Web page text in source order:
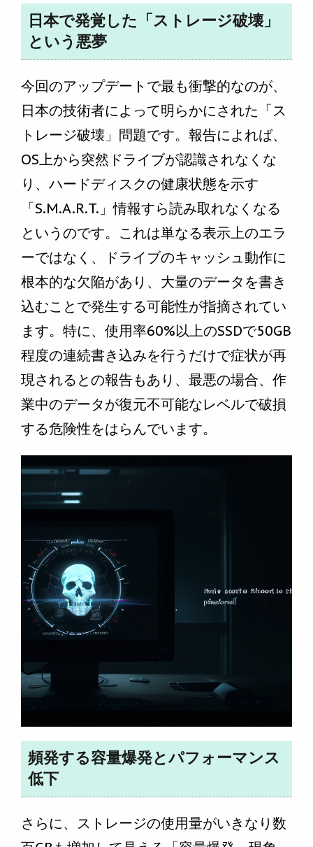
日本で発覚した「ストレージ破壊」
という悪夢
今回のアップデートで最も衝撃的なのが、
日本の技術者によって明らかにされた「ス
トレージ破壊」問題です。報告によれば、
OS上から突然ドライブが認識されなくな
り、ハードディスクの健康状態を示す
「S.M.A.R.T.」情報すら読み取れなくなる
というのです。これは単なる表示上のエラ
ーではなく、ドライブのキャッシュ動作に
根本的な欠陥があり、大量のデータを書き
込むことで発生する可能性が指摘されてい
ます。特に、使用率60%以上のSSDで50GB
程度の連続書き込みを行うだけで症状が再
現されるとの報告もあり、最悪の場合、作
業中のデータが復元不可能なレベルで破損
する危険性をはらんでいます。
頻発する容量爆発とパフォーマンス
低下
さらに、ストレージの使用量がいきなり数